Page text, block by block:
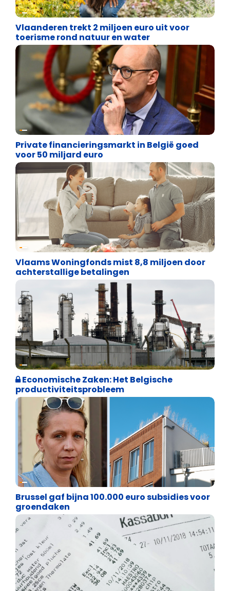
Financiële vrijheid
Vlaanderen trekt 2 miljoen euro uit voor
toerisme rond natuur en water
Financiële vrijheid
Private financieringsmarkt in België goed
voor 50 miljard euro
Financiële vrijheid
Vlaams Woningfonds mist 8,8 miljoen door
achterstallige betalingen
Financiële vrijheid
Economische Zaken: Het Belgische
productiviteitsprobleem
Financiële vrijheid
Brussel gaf bijna 100.000 euro subsidies voor
groendaken